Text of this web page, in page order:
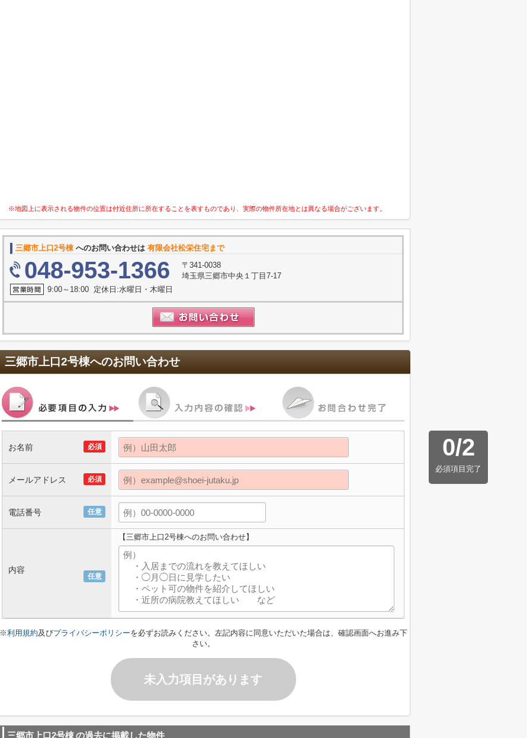
※地図上に表示される物件の位置は付近住所に所在することを表すものであり、実際の物件所在地とは異なる場合がございます。
三郷市上口2号棟 へのお問い合わせは 有限会社松栄住宅まで
048-953-1366
〒341-0038
埼玉県三郷市中央１丁目7-17
9:00～18:00 定休日:水曜日・木曜日
三郷市上口2号棟へのお問い合わせ
0/2
必須項目完了
必須
お名前
必須
メールアドレス
任意
電話番号
任意
内容
【三郷市上口2号棟へのお問い合わせ】
※利用規約及びプライバシーポリシーを必ずお読みください。左記内容に同意いただいた場合は、確認画面へお進み下
さい。
未入力項目があります
三郷市上口2号棟の過去に掲載した物件